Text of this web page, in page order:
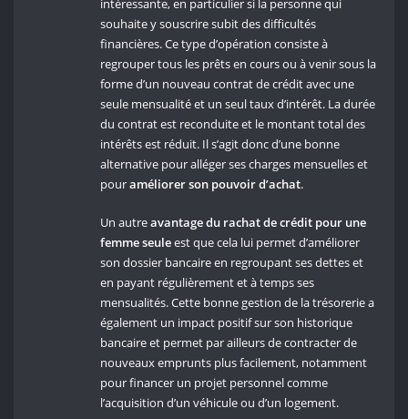
intéressante, en particulier si la personne qui
souhaite y souscrire subit des difficultés
financières. Ce type d’opération consiste à
regrouper tous les prêts en cours ou à venir sous la
forme d’un nouveau contrat de crédit avec une
seule mensualité et un seul taux d’intérêt. La durée
du contrat est reconduite et le montant total des
intérêts est réduit. Il s’agit donc d’une bonne
alternative pour alléger ses charges mensuelles et
pouraméliorer son pouvoir d’achat.
Un autreavantage du rachat de crédit pour une
femme seuleest que cela lui permet d’améliorer
son dossier bancaire en regroupant ses dettes et
en payant régulièrement et à temps ses
mensualités. Cette bonne gestion de la trésorerie a
également un impact positif sur son historique
bancaire et permet par ailleurs de contracter de
nouveaux emprunts plus facilement, notamment
pour financer un projet personnel comme
l’acquisition d’un véhicule ou d’un logement.